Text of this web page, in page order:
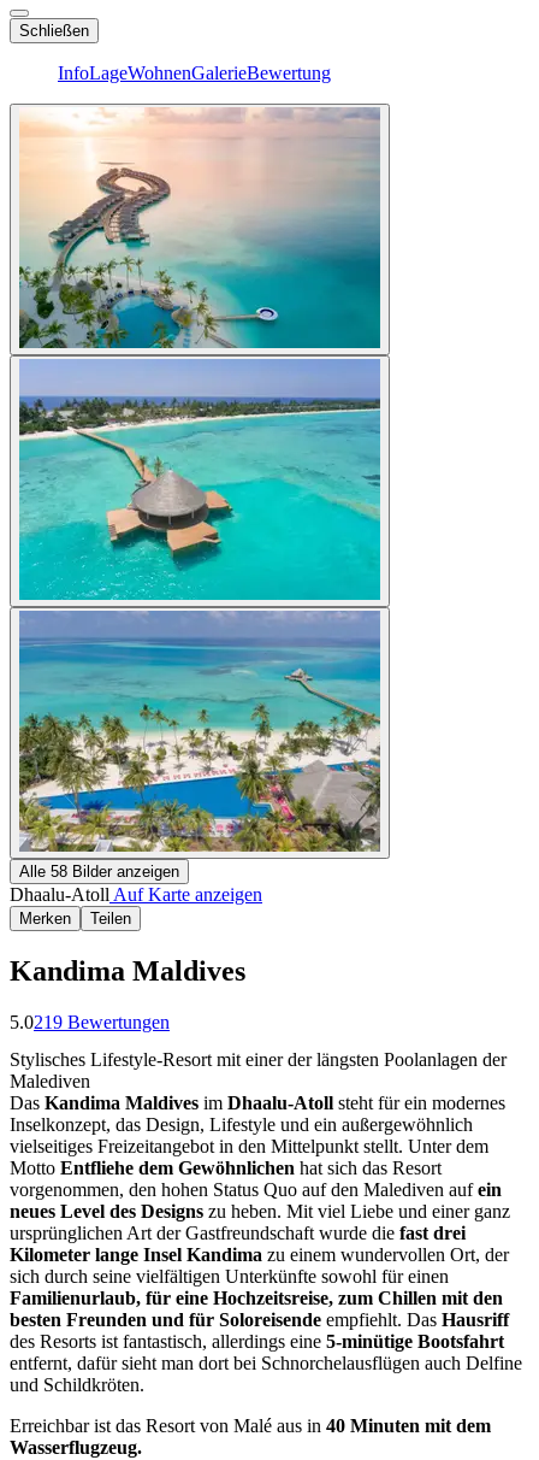
Schließen
InfoLageWohnenGalerieBewertung
Alle 58 Bilder anzeigen
Dhaalu-Atoll Auf Karte anzeigen
Merken Teilen
Kandima Maldives
5.0219 Bewertungen
Stylisches Lifestyle-Resort mit einer der längsten Poolanlagen der
Malediven
Das Kandima Maldives im Dhaalu-Atoll steht für ein modernes
Inselkonzept, das Design, Lifestyle und ein außergewöhnlich
vielseitiges Freizeitangebot in den Mittelpunkt stellt. Unter dem
Motto Entfliehe dem Gewöhnlichen hat sich das Resort
vorgenommen, den hohen Status Quo auf den Malediven aufein
neues Level des Designs zu heben. Mit viel Liebe und einer ganz
ursprünglichen Art der Gastfreundschaft wurde die fast drei
Kilometer lange Insel Kandima zu einem wundervollen Ort, der
sich durch seine vielfältigen Unterkünfte sowohl für einen
Familienurlaub, für eine Hochzeitsreise, zum Chillen mit den
besten Freunden und für Soloreisende empfiehlt. Das Hausriff
des Resorts ist fantastisch, allerdings eine 5-minütige Bootsfahrt
entfernt, dafür sieht man dort bei Schnorchelausflügen auch Delfine
und Schildkröten.
Erreichbar ist das Resort von Malé aus in 40 Minuten mit dem
Wasserflugzeug.